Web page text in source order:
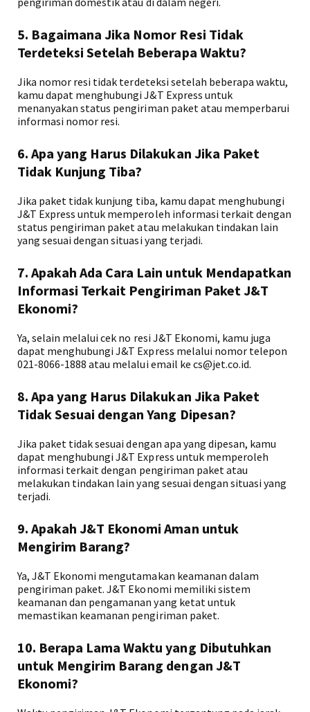
5. Bagaimana Jika Nomor Resi Tidak
Terdeteksi Setelah Beberapa Waktu?
Jika nomor resi tidak terdeteksi setelah beberapa waktu,
kamu dapat menghubungi J&T Express untuk
menanyakan status pengiriman paket atau memperbarui
informasi nomor resi.
6. Apa yang Harus Dilakukan Jika Paket
Tidak Kunjung Tiba?
Jika paket tidak kunjung tiba, kamu dapat menghubungi
J&T Express untuk memperoleh informasi terkait dengan
status pengiriman paket atau melakukan tindakan lain
yang sesuai dengan situasi yang terjadi.
7. Apakah Ada Cara Lain untuk Mendapatkan
Informasi Terkait Pengiriman Paket J&T
Ekonomi?
Ya, selain melalui cek no resi J&T Ekonomi, kamu juga
dapat menghubungi J&T Express melalui nomor telepon
021-8066-1888 atau melalui email ke cs@jet.co.id.
8. Apa yang Harus Dilakukan Jika Paket
Tidak Sesuai dengan Yang Dipesan?
Jika paket tidak sesuai dengan apa yang dipesan, kamu
dapat menghubungi J&T Express untuk memperoleh
informasi terkait dengan pengiriman paket atau
melakukan tindakan lain yang sesuai dengan situasi yang
terjadi.
9. Apakah J&T Ekonomi Aman untuk
Mengirim Barang?
Ya, J&T Ekonomi mengutamakan keamanan dalam
pengiriman paket. J&T Ekonomi memiliki sistem
keamanan dan pengamanan yang ketat untuk
memastikan keamanan pengiriman paket.
10. Berapa Lama Waktu yang Dibutuhkan
untuk Mengirim Barang dengan J&T
Ekonomi?